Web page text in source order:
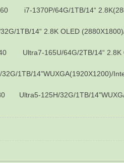
1370P/64G/1TB/14“
1TB/14“ 2.8K OLED
165U/64G/2TB/14“ 2.8K
1TB/14"WUXGA(1920X1200)/
125H/32G/1TB/